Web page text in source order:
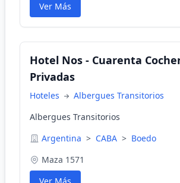
Ver Más
Hotel Nos - Cuarenta
Privadas
Hoteles
Albergues Transitorios
Albergues Transitorios
Argentina > CABA > Boedo
Maza 1571